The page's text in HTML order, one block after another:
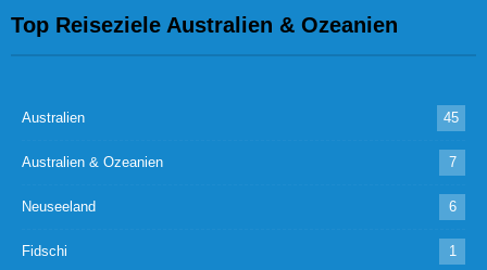
Top Reiseziele Australien & Ozeanien
Australien 45
Australien & Ozeanien 7
Neuseeland 6
Fidschi 1